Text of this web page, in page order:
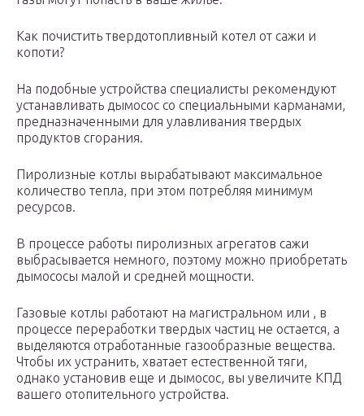
Как почистить твердотопливный котел от сажи и
копоти?
На подобные устройства специалисты рекомендуют
устанавливать дымосос со специальными карманами,
предназначенными для улавливания твердых
продуктов сгорания.
Пиролизные котлы вырабатывают максимальное
количество тепла, при этом потребляя минимум
ресурсов.
В процессе работы пиролизных агрегатов сажи
выбрасывается немного, поэтому можно приобретать
дымососы малой и средней мощности.
Газовые котлы работают на магистральном или , в
процессе переработки твердых частиц не остается, а
выделяются отработанные газообразные вещества.
Чтобы их устранить, хватает естественной тяги,
однако установив еще и дымосос, вы увеличите КПД
вашего отопительного устройства.